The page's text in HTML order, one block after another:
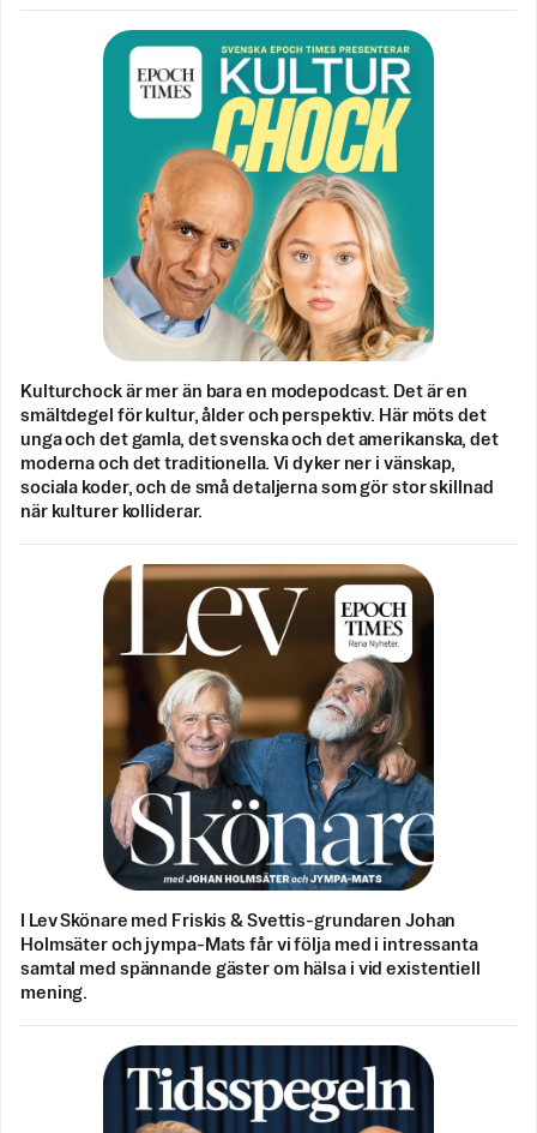
Kulturchock är mer än bara en modepodcast. Det är en
smältdegel för kultur, ålder och perspektiv. Här möts det
unga och det gamla, det svenska och det amerikanska, det
moderna och det traditionella. Vi dyker ner i vänskap,
sociala koder, och de små detaljerna som gör stor skillnad
när kulturer kolliderar.
I Lev Skönare med Friskis & Svettis-grundaren Johan
Holmsäter och jympa-Mats får vi följa med i intressanta
samtal med spännande gäster om hälsa i vid existentiell
mening.